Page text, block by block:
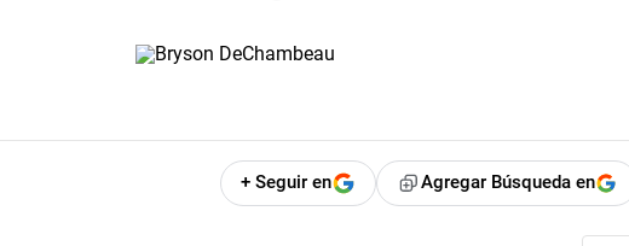
+ Seguir en Agregar Búsqueda en